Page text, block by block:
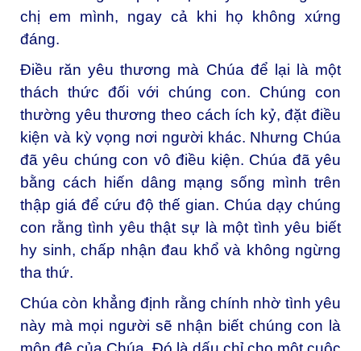
chị em mình, ngay cả khi họ không xứng
đáng.
Điều răn yêu thương mà Chúa để lại là một
thách thức đối với chúng con. Chúng con
thường yêu thương theo cách ích kỷ, đặt điều
kiện và kỳ vọng nơi người khác. Nhưng Chúa
đã yêu chúng con vô điều kiện. Chúa đã yêu
bằng cách hiến dâng mạng sống mình trên
thập giá để cứu độ thế gian. Chúa dạy chúng
con rằng tình yêu thật sự là một tình yêu biết
hy sinh, chấp nhận đau khổ và không ngừng
tha thứ.
Chúa còn khẳng định rằng chính nhờ tình yêu
này mà mọi người sẽ nhận biết chúng con là